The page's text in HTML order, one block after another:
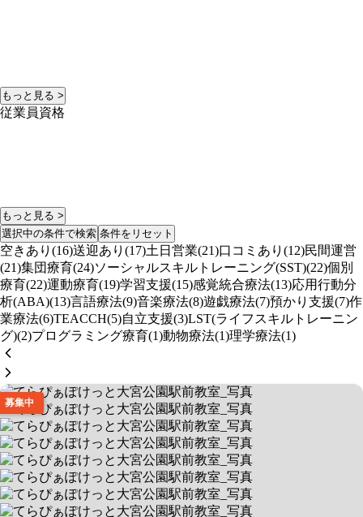
もっと見る >
従業員資格
もっと見る >
選択中の条件で検索 条件をリセット
空きあり(16)送迎あり(17)土日営業(21)口コミあり(12)民間運営
(21)集団療育(24)ソーシャルスキルトレーニング(SST)(22)個別
療育(22)運動療育(19)学習支援(15)感覚統合療法(13)応用行動分
析(ABA)(13)言語療法(9)音楽療法(8)遊戯療法(7)預かり支援(7)作
業療法(6)TEACCH(5)自立支援(3)LST(ライフスキルトレーニン
グ)(2)プログラミング療育(1)動物療法(1)理学療法(1)
募集中